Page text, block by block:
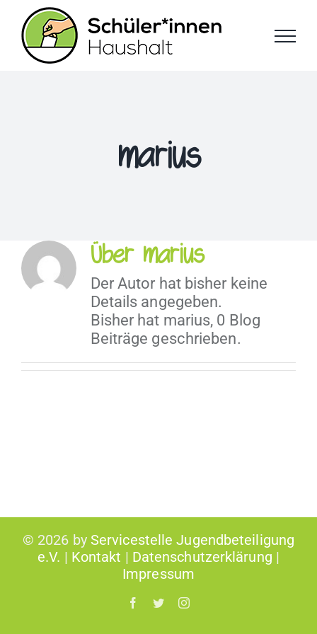
Inhalt
springen
marius
Über marius
Der Autor hat bisher keine
Details angegeben.
Bisher hat marius, 0 Blog
Beiträge geschrieben.
© 2026 by Servicestelle Jugendbeteiligung
e.V. | Kontakt | Datenschutzerklärung |
Impressum
Facebook
TwitterInstagram